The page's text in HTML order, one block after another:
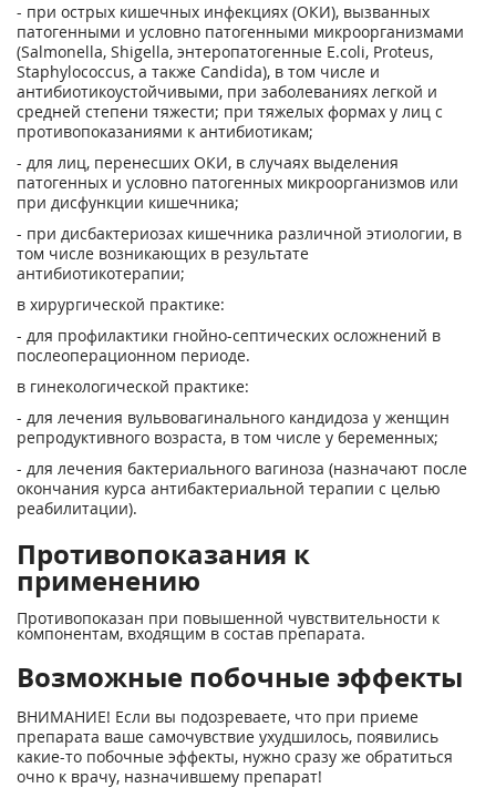
- при острых кишечных инфекциях (ОКИ), вызванных
патогенными и условно патогенными микроорганизмами
(Salmonella, Shigella, энтеропатогенные E.coli, Proteus,
Staphylococcus, а также Candida), в том числе и
антибиотикоустойчивыми, при заболеваниях легкой и
средней степени тяжести; при тяжелых формах у лиц с
противопоказаниями к антибиотикам;
- для лиц, перенесших ОКИ, в случаях выделения
патогенных и условно патогенных микроорганизмов или
при дисфункции кишечника;
- при дисбактериозах кишечника различной этиологии, в
том числе возникающих в результате
антибиотикотерапии;
в хирургической практике:
- для профилактики гнойно-септических осложнений в
послеоперационном периоде.
в гинекологической практике:
- для лечения вульвовагинального кандидоза у женщин
репродуктивного возраста, в том числе у беременных;
- для лечения бактериального вагиноза (назначают после
окончания курса антибактериальной терапии с целью
реабилитации).
Противопоказания к
применению
Противопоказан при повышенной чувствительности к
компонентам, входящим в состав препарата.
Возможные побочные эффекты
ВНИМАНИЕ! Если вы подозреваете, что при приеме
препарата ваше самочувствие ухудшилось, появились
какие-то побочные эффекты, нужно сразу же обратиться
очно к врачу, назначившему препарат!